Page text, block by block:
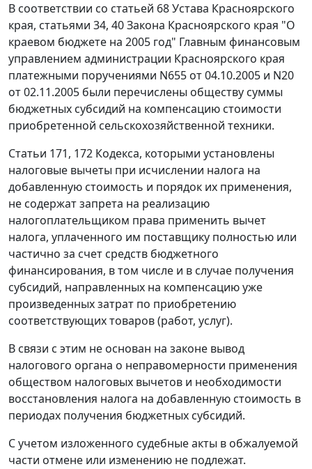
В соответствии со статьей 68Устава Красноярского
края, статьями 34, 40Закона Красноярского края "О
краевом бюджете на 2005 год" Главным финансовым
управлением администрации Красноярского края
платежными поручениями N655 от 04.10.2005 и N20
от 02.11.2005 были перечислены обществу суммы
бюджетных субсидий на компенсацию стоимости
приобретенной сельскохозяйственной техники.
Статьи 171, 172 Кодекса, которыми установлены
налоговые вычеты при исчислении налога на
добавленную стоимость и порядок их применения,
не содержат запрета на реализацию
налогоплательщиком права применить вычет
налога, уплаченного им поставщику полностью или
частично за счет средств бюджетного
финансирования, в том числе и в случае получения
субсидий, направленных на компенсацию уже
произведенных затрат по приобретению
соответствующих товаров (работ, услуг).
В связи с этим не основан на законе вывод
налогового органа о неправомерности применения
обществом налоговых вычетов и необходимости
восстановления налога на добавленную стоимость в
периодах получения бюджетных субсидий.
С учетом изложенного судебные акты в обжалуемой
части отмене или изменению не подлежат.